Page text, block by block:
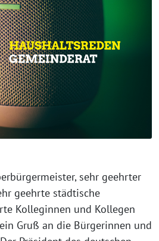
profitiert. Allerdings meinen wir auch: Vor Steuererhöhungen steht das Durchforsten von Subventionen auf ihre Lenkungswirkung und die tatsächliche Bedürftigkeit der Empfänger. Hier mußten wir allerdings im letzten Jahr erleben wie sich die Mehrheit dieses Gremiums fast allen Sparvorschlägen der Strukturkommission widersetzte. Die Linie wasch mich, aber mach mich nicht naß, werden wir so nicht durchstehen! Der Personaletat bleibt mit 23,5 Mio € die größte Position im HH und steigt durch tarifliche Steigerungen um 400T€. Einige Ämter sind aufgrund von Fluktuation und Stellenbesetzungssperre bereits jetzt ziemlich ausgedünnt, bei anderen steht eine Pensionierungswelle in den nächsten Jahren an. So können weitere Umstrukturierungen stattfinden. Ich will noch zu einigen Einzelpositionen im Haushalt Stellung beziehen: Viele Ausgaben tragen wir mit, so im Bereich Bildung und Erziehung. 3 Die Bildungslandschaft ist seit Jahren in Bewegung und daran wird sich so schnell nichts ändern. Wir als Stadt sind dabei in erster Linie für die Schulgebäude zuständig. Aber ob Gemeinschaftsschule oder 3gliedriges Schulsystem, alle Schulformen brauchen Gebäude und hier müssen die Sanierungs- und Unterhaltungsaufwendungen in den nächsten Jahren verstärkt werden. Ein Schulkonzept ist sinnvoll, aber nicht wie in den letzten Jahren praktiziert um notwendige Sanierungen hinauszuzögern. Laut Schulentwicklungsplan werden alle Kernstadtschulgebäude bis mindestens 2022 benötigt und den Erhalt der Grundschulen in den Ortsteilen befürworten wir ebenfalls, weil uns lebendige Ortsteile wichtig sind. Der Gemeinderat muß allerdings künftig – bevor er weitere Ganztagsschulen beschließt- die Investitionsmittel für den zusätzlichen Raumbedarf inklusive Mensa einkalkulieren um nicht jedesmal hinterher darüber in Streit zu verfallen, ob Kinder die ¾ des Tages in der Schule verbringen sollen wirklich mehr Raumbedarf haben als Halbtagsschüler. Die Sanierung der Pestalozzischule und die Mensa für die Carl-Orff Schule sollen in diesem Jahr endlich begonnen werden. Wir sind dem Gesamtelternbeirat dankbar, daß er sich auf die Priorisierung dieser Schulen einigen konnte und Herrn Arnold, daß er sich darauf eingelassen hat den Haushaltsentwurf hier zu ergänzen und die Planung zu optimieren. Beim Schulzentrum des Kreises stellt sich mit der Frage Neubau oder Generalsanierung auch die Frage der Nachhaltigkeit. Gebäude die nach 40 Jahren jeweils abgerissen und neu gebaut werden müssen, verbrauchen viele Rohstoffe, deshalb ist, wo immer möglich die Sanierung im Bestand sinnvoll. Gewiss, es handelt sich hier um eine Entscheidung des Landkreises und selbstverständlich wollen auch wir die Kreisschulen in Ettlingen behalten. Aber für uns Ettlinger geht es auch um den Erhalt des Gatschina-Parks, bzw. Horbachparks, die grüne Lunge der Stadt. Die Rechnung: Der Kreis verkauft sein Areal an der Beethovenstraße an einen Bauträger und bebaut dafür einen Ettlinger Erholungspark geht für uns nicht auf – und das sollte unsere Verwaltung gegenüber dem Landkreis auch artikulieren. Die Schulsozialarbeit soll künftig zu 1/3 vom Land gefördert, werden, wir sind zufrieden, daß die Grün-Rote Landesregierung hier auf den Bedarf vor Ort reagiert hat. Mehr Landeszuschüsse erhalten wir auch für die frühkindliche Betreuung. Im Bereich Kindergärten und Krippen haben wir in den letzten Jahren in Ettlingen viel bewegt. Neue Krippenplätze, mehr Ganztagsangebote, der Ausbau frühmusikalischer Förderung, allerdings sind auch die Kosten explodiert. Momentan fehlen vor allem Teilzeitangebote im Bereich der Kleinkindbetreuung. 4 Wir stellen uns vor, künftig den Tagesverein und über ihn die Tagesmütter stärker zu fördern, damit hier zusätzliche individuelle Betreuungsangebote entstehen, das schafft Arbeit für Tagesmütter und entlastet den städtischen Haushalt. Insgesamt stellen wir uns ein neues einkommensabhängiges Gebührenmodell für die Betreuungsangebote vor, denn was für die eine Familie durchaus erschwinglich ist, sprengt die Möglichkeiten kleiner Einkommensbezieher. Noch ein Wort zum Ettlinger Kinderpass Der große Wurf hin zu mehr Gerechtigkeit und Teilhabe ist er nicht geworden. Mit 20,- € für Ettlinger Kinder aus Familien mit mindestens 3 Kindern und von alleinerziehenden Eltern und nochmals 40,-€ im Jahr für besonders bedürftige Kinder hielt sich die Bereitschaft etwas für diesen Personenkreis zu tun im GR doch sehr in Grenzen. Die Ungleichbehandlung vermögender und nicht vermögender Bürger bei der Verteilung von Steuergeldern hat in Ettlingen leider System. Während wiederum 120T€ im HH stehen um 6 Familien den Kauf städtischer Grundstücke mit bis zu 20T€ Steuergeld zu versüßen, fängt das Sparen immer an, wenn es um die Kinder von Hartz IV-Empfängern, Minijobbern und Frührentnern geht. Als wenig sparsam kritisieren wir hingegen die Bemühungen den Stadtmarketingetat um nochmals 100T€ zu erhöhen. Ettlingen wurde unter unserer vormaligen OB bereits kontinuierlich „eventisiert“ und befindet sich in einer permanenten Selbstüberbietungsspirale. Nun sollen wiederum 40T€, in den Folgejahren gar 80T€ jährlich draufgesattelt werden für eine gemeinsame Vermarktung der Albtalgemeinden. Soll das Rad hier neu erfunden werden? Wer profitiert davon? Die „Albtalinitiative, eine“ private Kooperation von Hoteliers und Gaststättenbetreibern gibt es bereits. Sie hat gerade ein sehr ansprechendes Hochglanzheft herausgebracht, welches die idyllischen Seiten des Albtals gekoppelt mit der exquisiten Gastronomie der Herausgeber in ein stimmungsvolles Urlaubslicht setzt. Die Stadt könnte sich also damit begnügen die sowieso regelmäßig erscheinenden Flyer mit aktuellen Kulturangebote